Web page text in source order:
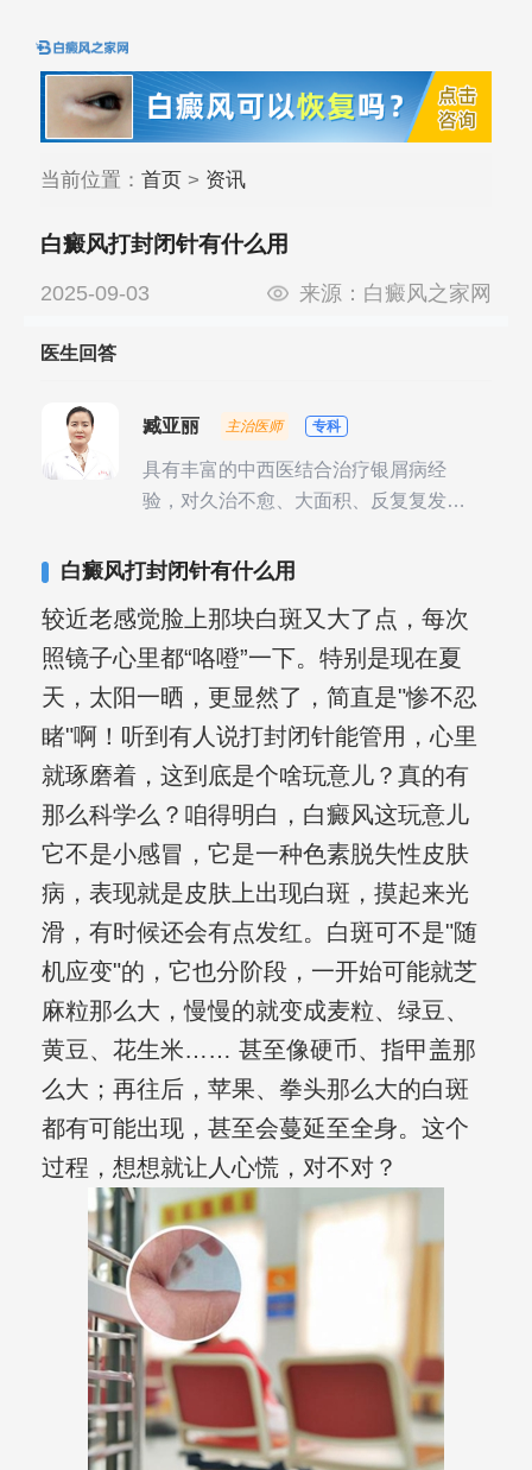
当前位置： 首页> 资讯
白癜风打封闭针有什么用
2025-09-03 来源： 白癜风之家网
医生回答
臧亚丽 主治医师 专科
具有丰富的中西医结合治疗银屑病经
验，对久治不愈、大面积、反复复发性
白癜风打封闭针有什么用
较近老感觉脸上那块白斑又大了点，每次
照镜子心里都“咯噔”一下。特别是现在夏
天，太阳一晒，更显然了，简直是"惨不忍
睹"啊！听到有人说打封闭针能管用，心里
就琢磨着，这到底是个啥玩意儿？真的有
那么科学么？咱得明白，白癜风这玩意儿
它不是小感冒，它是一种色素脱失性皮肤
病，表现就是皮肤上出现白斑，摸起来光
滑，有时候还会有点发红。白斑可不是"随
机应变"的，它也分阶段，一开始可能就芝
麻粒那么大，慢慢的就变成麦粒、绿豆、
黄豆、花生米…… 甚至像硬币、指甲盖那
么大；再往后，苹果、拳头那么大的白斑
都有可能出现，甚至会蔓延至全身。这个
过程，想想就让人心慌，对不对？